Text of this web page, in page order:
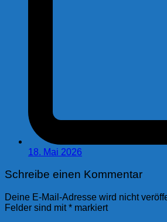
18. Mai 2026
Schreibe einen Kommentar
Deine E-Mail-Adresse wird nicht
Felder sind mit* markiert